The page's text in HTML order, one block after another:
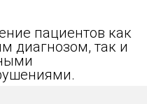
пациентов как
диагнозом, так и